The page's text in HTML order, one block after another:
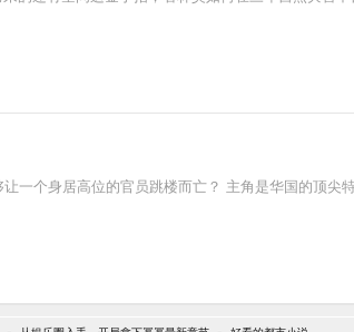
一个身居高位的官员跳楼而亡？ 主角是华国的顶